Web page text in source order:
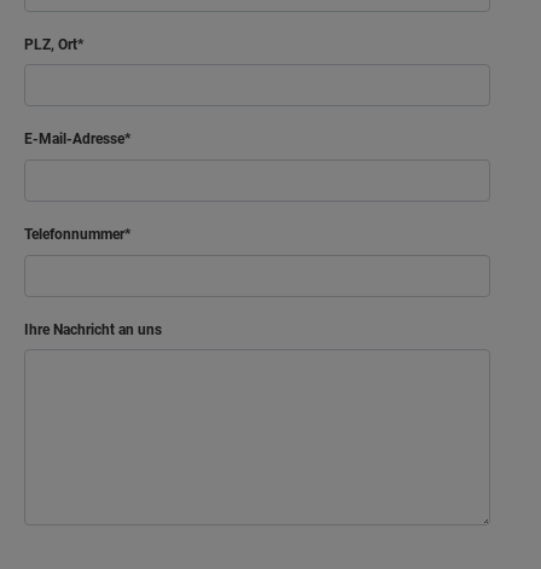
PLZ, Ort
E-Mail-Adresse
Telefonnummer
Ihre Nachricht an uns